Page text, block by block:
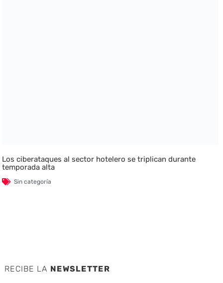
Los ciberataques al sector hotelero se triplican durante
temporada alta
Sin categoría
RECIBE LA NEWSLETTER